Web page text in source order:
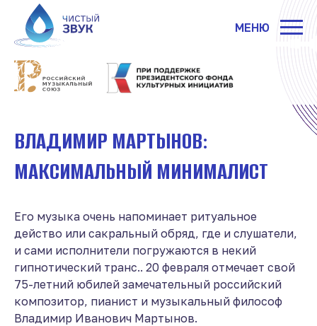
МЕНЮ
ВЛАДИМИР МАРТЫНОВ:
МАКСИМАЛЬНЫЙ МИНИМАЛИСТ
Его музыка очень напоминает ритуальное
действо или сакральный обряд, где и слушатели,
и сами исполнители погружаются в некий
гипнотический транс.. 20 февраля отмечает свой
75-летний юбилей замечательный российский
композитор, пианист и музыкальный философ
Владимир Иванович Мартынов.